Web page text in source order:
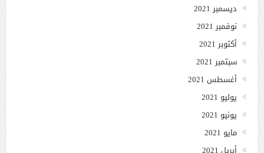
ديسمبر 2021
نوفمبر 2021
أكتوبر 2021
سبتمبر 2021
أغسطس 2021
يوليو 2021
يونيو 2021
مايو 2021
أبريل 2021